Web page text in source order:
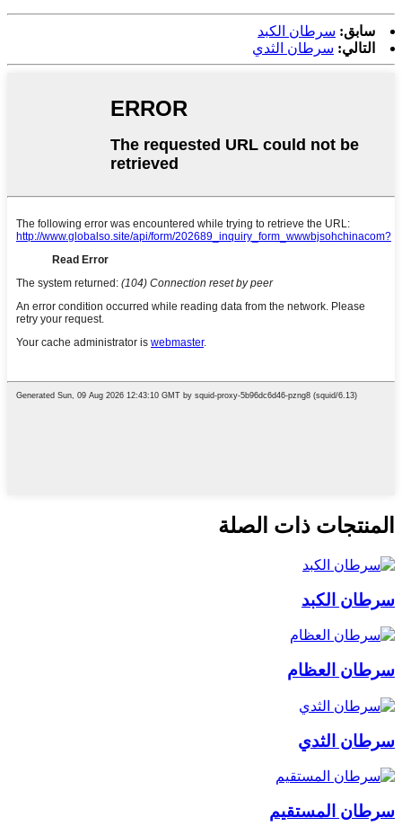
سابق: سرطان الكبد
التالي: سرطان الثدي
المنتجات ذات الصلة
سرطان الكبد
سرطان العظام
سرطان الثدي
سرطان المستقيم